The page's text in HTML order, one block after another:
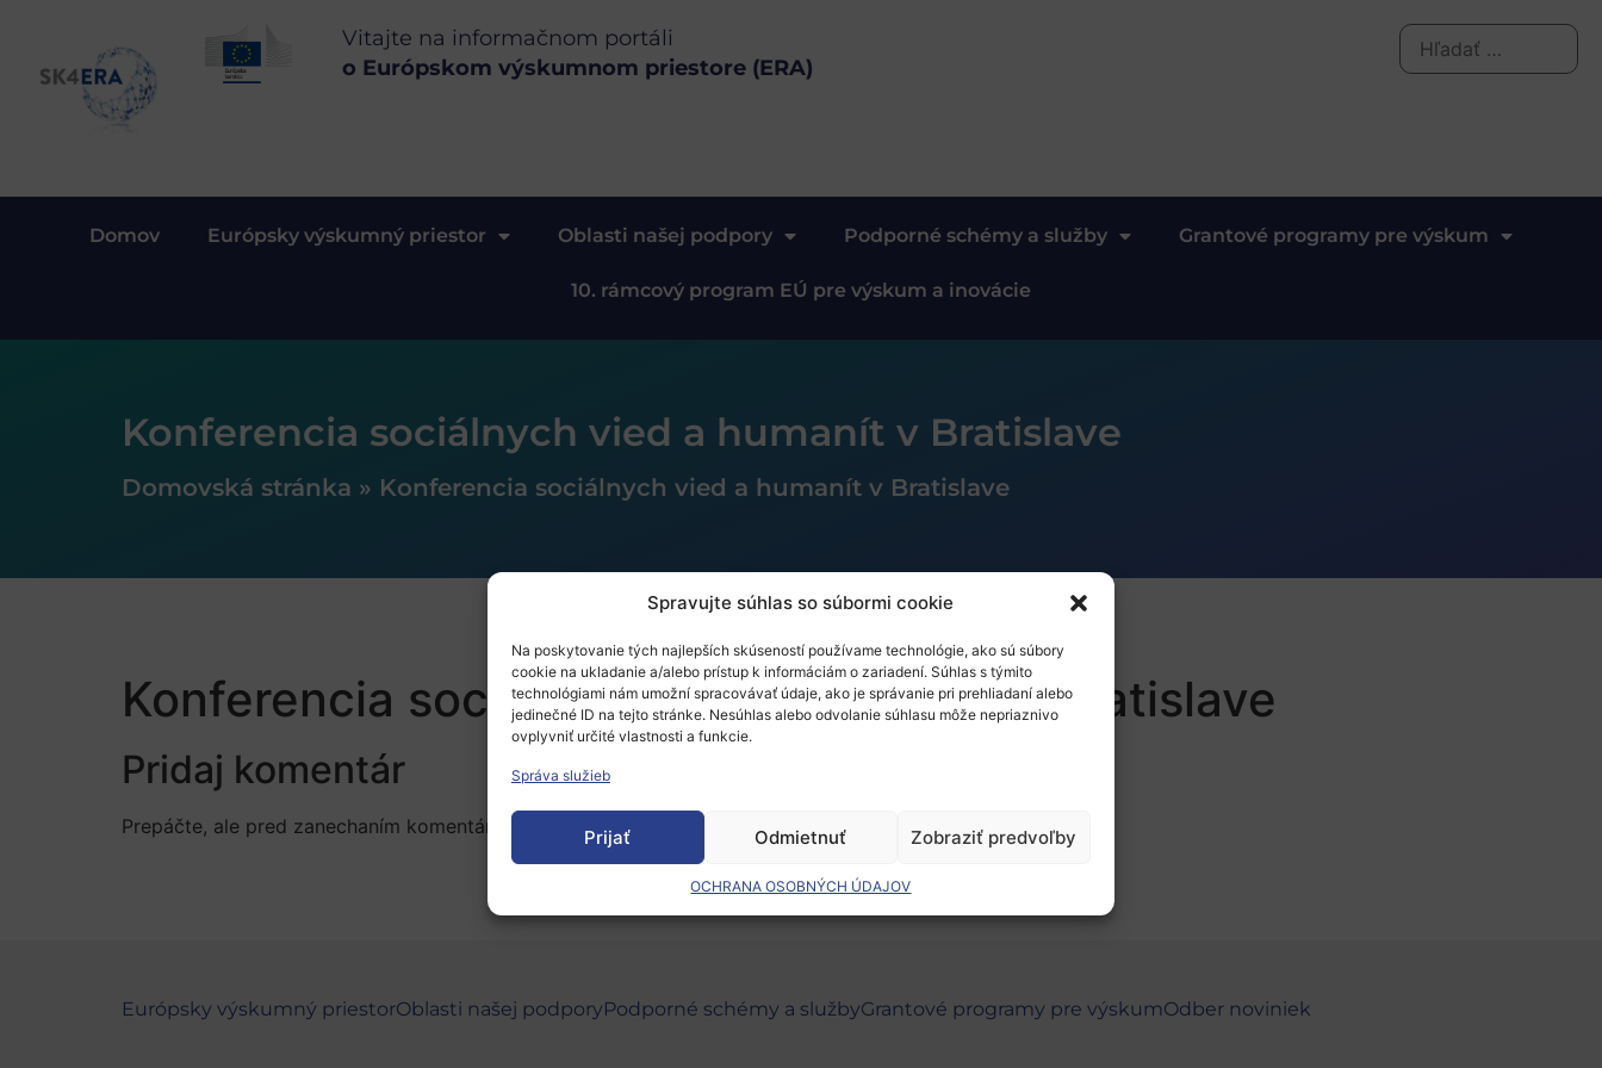
Spravujte súhlas so súbormi cookie
Na poskytovanie tých najlepších skúseností používame technológie, ako sú súbory
cookie na ukladanie a/alebo prístup k informáciám o zariadení. Súhlas s týmito
technológiami nám umožní spracovávať údaje, ako je správanie pri prehliadaní alebo
jedinečné ID na tejto stránke. Nesúhlas alebo odvolanie súhlasu môže nepriaznivo
ovplyvniť určité vlastnosti a funkcie.
Správa služieb
Prijať Odmietnuť Zobraziť predvoľby
OCHRANA OSOBNÝCH ÚDAJOV
Vitajte na informačnom portáli
o Európskom výskumnom priestore (ERA)
Domov Európsky výskumný priestor Oblasti našej podpory Podporné schémy a služby Grantové programy pre výskum
10. rámcový program EÚ pre výskum a inovácie
Konferencia sociálnych vied a humanít v Bratislave
Domovská stránka » Konferencia sociálnych vied a humanít v Bratislave
Konferencia sociálnych vied a humanít v Bratislave
Pridaj komentár
Prepáčte, ale pred zanechaním komentára sa musíte prihlásiť
Európsky výskumný priestorOblasti našej podporyPodporné schémy a službyGrantové programy pre výskumOdber noviniek